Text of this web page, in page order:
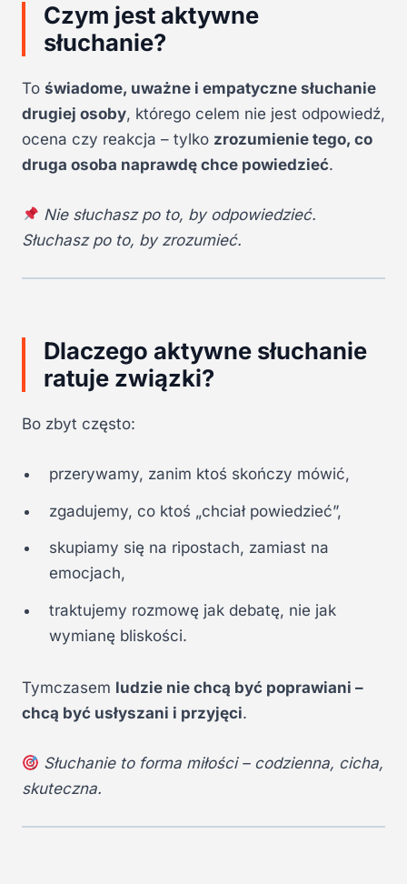
Czym jest aktywne
słuchanie?
To świadome, uważne i empatyczne słuchanie
drugiej osoby, którego celem nie jest odpowiedź,
ocena czy reakcja – tylko zrozumienie tego, co
druga osoba naprawdę chce powiedzieć.
Nie słuchasz po to, by odpowiedzieć.
Słuchasz po to, by zrozumieć.
Dlaczego aktywne słuchanie
ratuje związki?
Bo zbyt często:
przerywamy, zanim ktoś skończy mówić,
zgadujemy, co ktoś „chciał powiedzieć”,
skupiamy się na ripostach, zamiast na
emocjach,
traktujemy rozmowę jak debatę, nie jak
wymianę bliskości.
Tymczasem ludzie nie chcą być poprawiani –
chcą być usłyszani i przyjęci.
Słuchanie to forma miłości – codzienna, cicha,
skuteczna.